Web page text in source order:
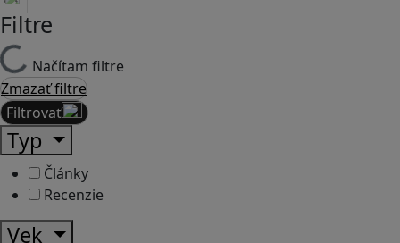
Filtre
Načítam filtre
Zmazať filtre
Filtrovať
Typ
Články
Recenzie
Vek